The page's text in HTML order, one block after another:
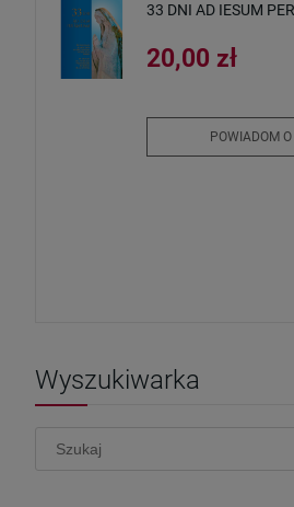
33 DNI AD IESUM
20,00 zł
POWIADOM
Wyszukiwarka